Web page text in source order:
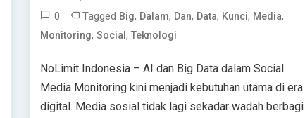
0 Tagged Big, Dalam, Dan, Data, Kunci, Media,
Monitoring,Social,Teknologi
NoLimit Indonesia – AI dan Big Data dalam Social
Media Monitoring kini menjadi kebutuhan utama di era
digital. Media sosial tidak lagi sekadar wadah berbagi